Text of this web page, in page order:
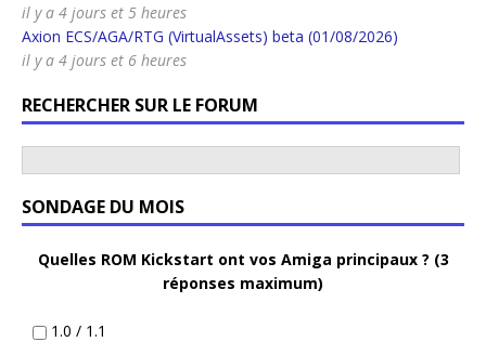
il y a 4 jours et 5 heures
Axion ECS/AGA/RTG (VirtualAssets) beta (01/08/2026)
il y a 4 jours et 6 heures
RECHERCHER SUR LE FORUM
SONDAGE DU MOIS
Quelles ROM Kickstart ont vos Amiga principaux ? (3
réponses maximum)
1.0 / 1.1